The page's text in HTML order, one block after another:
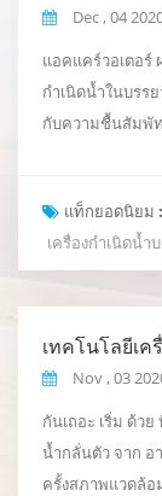
Dec , 04
แอคแคร์วอเตอร์
กำเนิดน้ำในบรร
กับความชื้นสัมพัท
มีความชื้นต่ำสุดป
ความชื้นต่ำ นอก
แท็กยอดนิยม :
เครื่องกำเนิดน้ำ
เทคโนโลยีเ
Nov , 03
กันเถอะ เริ่ม ด้ว
น้ำกลั่นตัว จาก อ
ครั้งสภาพแวดล้